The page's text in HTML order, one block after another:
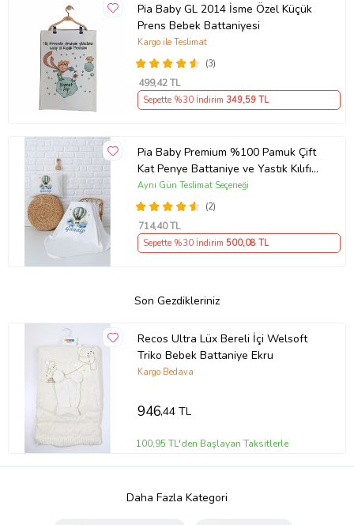
Pia Baby GL 2014 İsme Özel Küçük
Prens Bebek Battaniyesi
(3)
Kargo ile Teslimat
499,42 TL
Sepette %30 İndirim 349,59 TL
Pia Baby Premium %100 Pamuk Çift
Kat Penye Battaniye ve Yastık Kılıfı
Yenidoğan Erkek Bebek Hediyesi
5058-10 (Ekru)
(2)
Aynı Gün Teslimat Seçeneği
714,40 TL
Sepette %30 İndirim 500,08 TL
Son Gezdikleriniz
Recos Ultra Lüx Bereli İçi Welsoft
Triko Bebek Battaniye Ekru
Kargo Bedava
946,44 TL
100,95 TL'den Başlayan Taksitlerle
Daha Fazla Kategori